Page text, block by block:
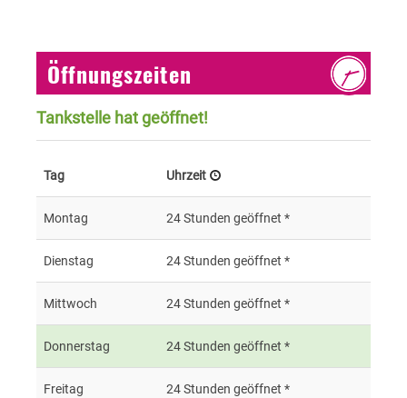
Öffnungszeiten
Tankstelle hat geöffnet!
Tag Uhrzeit
Montag 24 Stunden geöffnet *
Dienstag 24 Stunden geöffnet *
Mittwoch 24 Stunden geöffnet *
Donnerstag 24 Stunden geöffnet *
Freitag 24 Stunden geöffnet *